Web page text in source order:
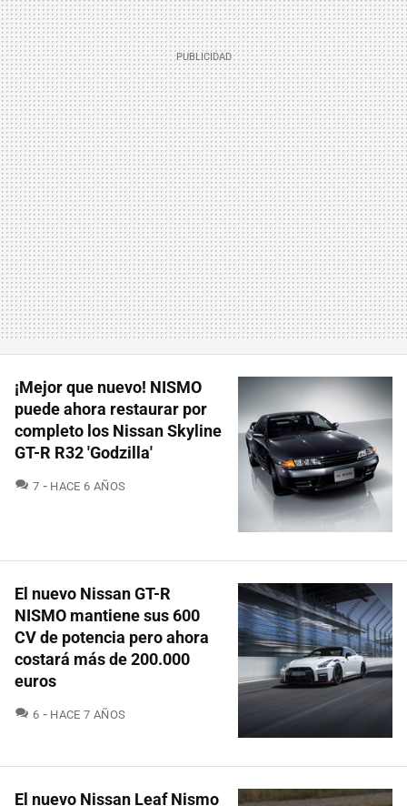
¡Mejor que nuevo! NISMO
puede ahora restaurar por
completo los Nissan Skyline
GT-R R32 'Godzilla'
7 COMENTARIOS
HACE 6 AÑOS
El nuevo Nissan GT-R
NISMO mantiene sus 600
CV de potencia pero ahora
costará más de 200.000
euros
6 COMENTARIOS
HACE 7 AÑOS
El nuevo Nissan Leaf Nismo